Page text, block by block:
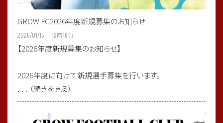
GROW FC2026年度新規募集のお知らせ
2026/01/15 12時16分
【2026年度新規募集のお知らせ】
2026年度に向けて新規選手募集を行います。
．．．（続きを見る）